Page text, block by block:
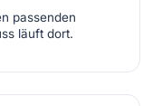
passenden
läuft dort.